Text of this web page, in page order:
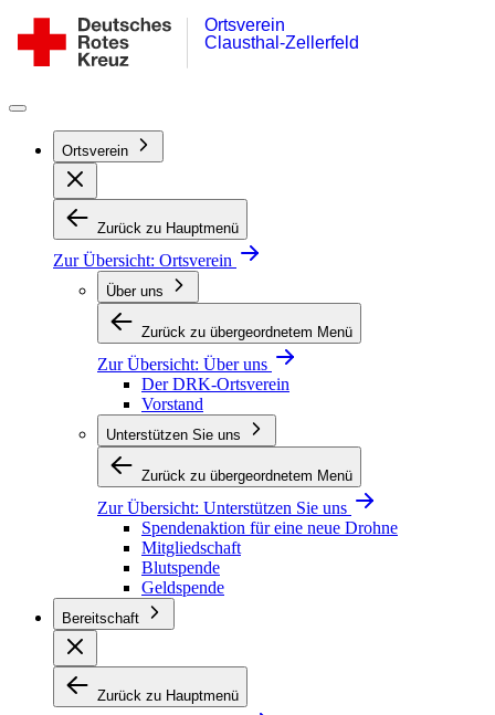
Inhalt
springen
Ortsverein
Clausthal-
Clausthal-Zellerfeld
Ortsverein
Ortsverein
Zurück zu Hauptmenü
Zur Übersicht: Ortsverein
Über uns
Zurück zu übergeordnetem Menü
Zur Übersicht: Über uns
Der DRK-Ortsverein
Vorstand
Unterstützen Sie uns
Zurück zu übergeordnetem Menü
Zur Übersicht: Unterstützen Sie uns
Spendenaktion für eine neue Drohne
Mitgliedschaft
Blutspende
Geldspende
Bereitschaft
Zurück zu Hauptmenü